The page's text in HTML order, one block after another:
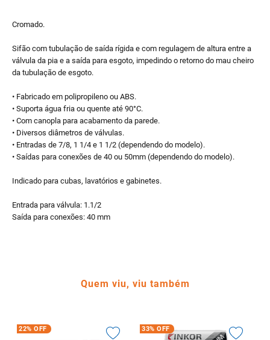
Cromado.
Sifão com tubulação de saída rígida e com regulagem de altura entre a
válvula da pia e a saída para esgoto, impedindo o retorno do mau cheiro
da tubulação de esgoto.
• Fabricado em polipropileno ou ABS.
• Suporta água fria ou quente até 90°C.
• Com canopla para acabamento da parede.
• Diversos diâmetros de válvulas.
• Entradas de 7/8, 1 1/4 e 1 1/2 (dependendo do modelo).
• Saídas para conexões de 40 ou 50mm (dependendo do modelo).
Indicado para cubas, lavatórios e gabinetes.
Entrada para válvula: 1.1/2
Saída para conexões: 40 mm
Quem viu, viu também
22% OFF 33% OFF